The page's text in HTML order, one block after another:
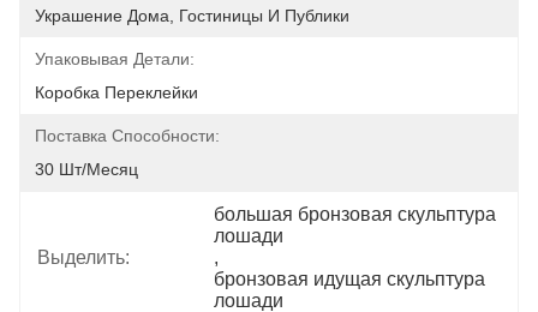
Украшение Дома, Гостиницы И Публики
Упаковывая Детали:
Коробка Переклейки
Поставка Способности:
30 Шт/месяц
Выделить:
большая бронзовая скульптура
лошади
,
бронзовая идущая скульптура
лошади